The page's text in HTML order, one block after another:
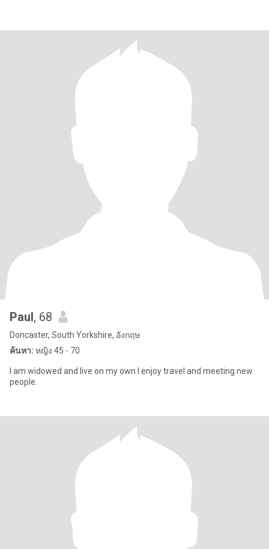
Paul, 68
Doncaster, South Yorkshire, อังกฤษ
ค้นหา: หญิง 45 - 70
I am widowed and live on my own I enjoy travel and meeting new
people.